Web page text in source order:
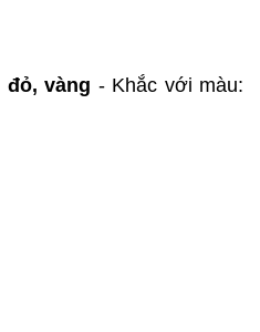
đỏ, vàng - Khắc với màu: